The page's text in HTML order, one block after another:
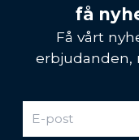
få
Få vårt
erbjudanden,